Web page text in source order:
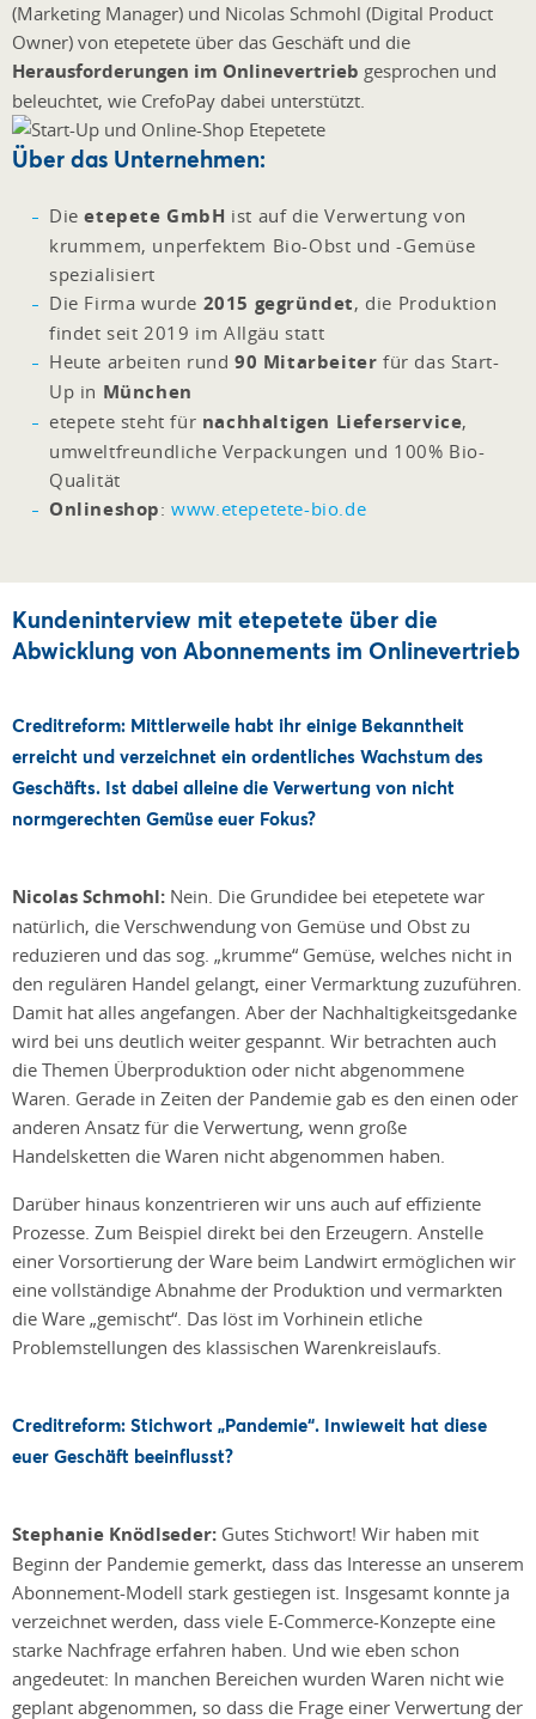
(Marketing Manager) und Nicolas Schmohl (Digital Product
Owner) von etepetete über das Geschäft und die
Herausforderungen im Onlinevertrieb gesprochen und
beleuchtet, wie CrefoPay dabei unterstützt.
Über das Unternehmen:
Dieetepete GmbH ist auf die Verwertung von
krummem, unperfektem Bio-Obst und -Gemüse
spezialisiert
Die Firma wurde 2015 gegründet, die Produktion
findet seit 2019 im Allgäu statt
Heute arbeiten rund 90 Mitarbeiter für das Start-
Up in München
etepete steht für nachhaltigen Lieferservice,
umweltfreundliche Verpackungen und 100% Bio-
Qualität
Onlineshop:www.etepetete-bio.de
Kundeninterview mit etepetete über die
Abwicklung von Abonnements im Onlinevertrieb
Creditreform: Mittlerweile habt ihr einige Bekanntheit
erreicht und verzeichnet ein ordentliches Wachstum des
Geschäfts. Ist dabei alleine die Verwertung von nicht
normgerechten Gemüse euer Fokus?
Nicolas Schmohl: Nein. Die Grundidee bei etepetete war
natürlich, die Verschwendung von Gemüse und Obst zu
reduzieren und das sog. „krumme“ Gemüse, welches nicht in
den regulären Handel gelangt, einer Vermarktung zuzuführen.
Damit hat alles angefangen. Aber der Nachhaltigkeitsgedanke
wird bei uns deutlich weiter gespannt. Wir betrachten auch
die Themen Überproduktion oder nicht abgenommene
Waren. Gerade in Zeiten der Pandemie gab es den einen oder
anderen Ansatz für die Verwertung, wenn große
Handelsketten die Waren nicht abgenommen haben.
Darüber hinaus konzentrieren wir uns auch auf effiziente
Prozesse. Zum Beispiel direkt bei den Erzeugern. Anstelle
einer Vorsortierung der Ware beim Landwirt ermöglichen wir
eine vollständige Abnahme der Produktion und vermarkten
die Ware „gemischt“. Das löst im Vorhinein etliche
Problemstellungen des klassischen Warenkreislaufs.
Creditreform: Stichwort „Pandemie“. Inwieweit hat diese
euer Geschäft beeinflusst?
Stephanie Knödlseder: Gutes Stichwort! Wir haben mit
Beginn der Pandemie gemerkt, dass das Interesse an unserem
Abonnement-Modell stark gestiegen ist. Insgesamt konnte ja
verzeichnet werden, dass viele E-Commerce-Konzepte eine
starke Nachfrage erfahren haben. Und wie eben schon
angedeutet: In manchen Bereichen wurden Waren nicht wie
geplant abgenommen, so dass die Frage einer Verwertung der